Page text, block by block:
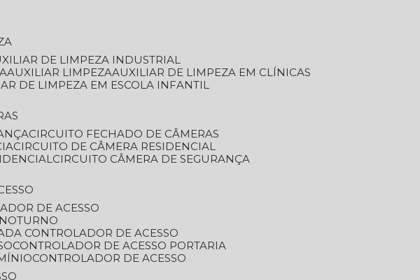
DE LIMPEZA INDUSTRIAL
AUXILIAR LIMPEZA
AUXILIAR DE LIMPEZA EM CLÍNICAS
DE LIMPEZA EM ESCOLA INFANTIL
CIRCUITO FECHADO DE CÂMERAS
CIRCUITO DE CÂMERA RESIDENCIAL
CIRCUITO CÂMERA DE SEGURANÇA
DE ACESSO
CONTROLADOR DE ACESSO
CONTROLADOR DE ACESSO PORTARIA
CONTROLADOR DE ACESSO